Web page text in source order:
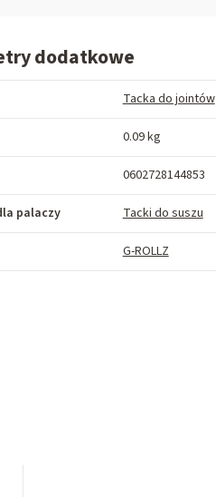
dodatkowe
Tacka do jointów
0.09 kg
0602728144853
palaczy Tacki do suszu
G-ROLLZ